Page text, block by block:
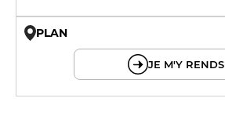
PLAN
JE M'Y RENDS